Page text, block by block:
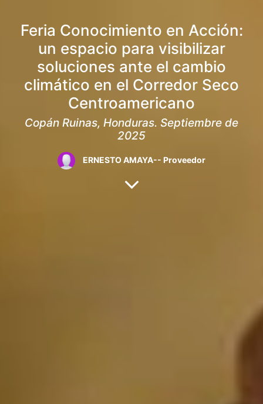
Feria Conocimiento en Acción:
un espacio para visibilizar
soluciones ante el cambio
climático en el Corredor Seco
Centroamericano
Copán Ruinas, Honduras. Septiembre de
2025
ERNESTO AMAYA-- Proveedor